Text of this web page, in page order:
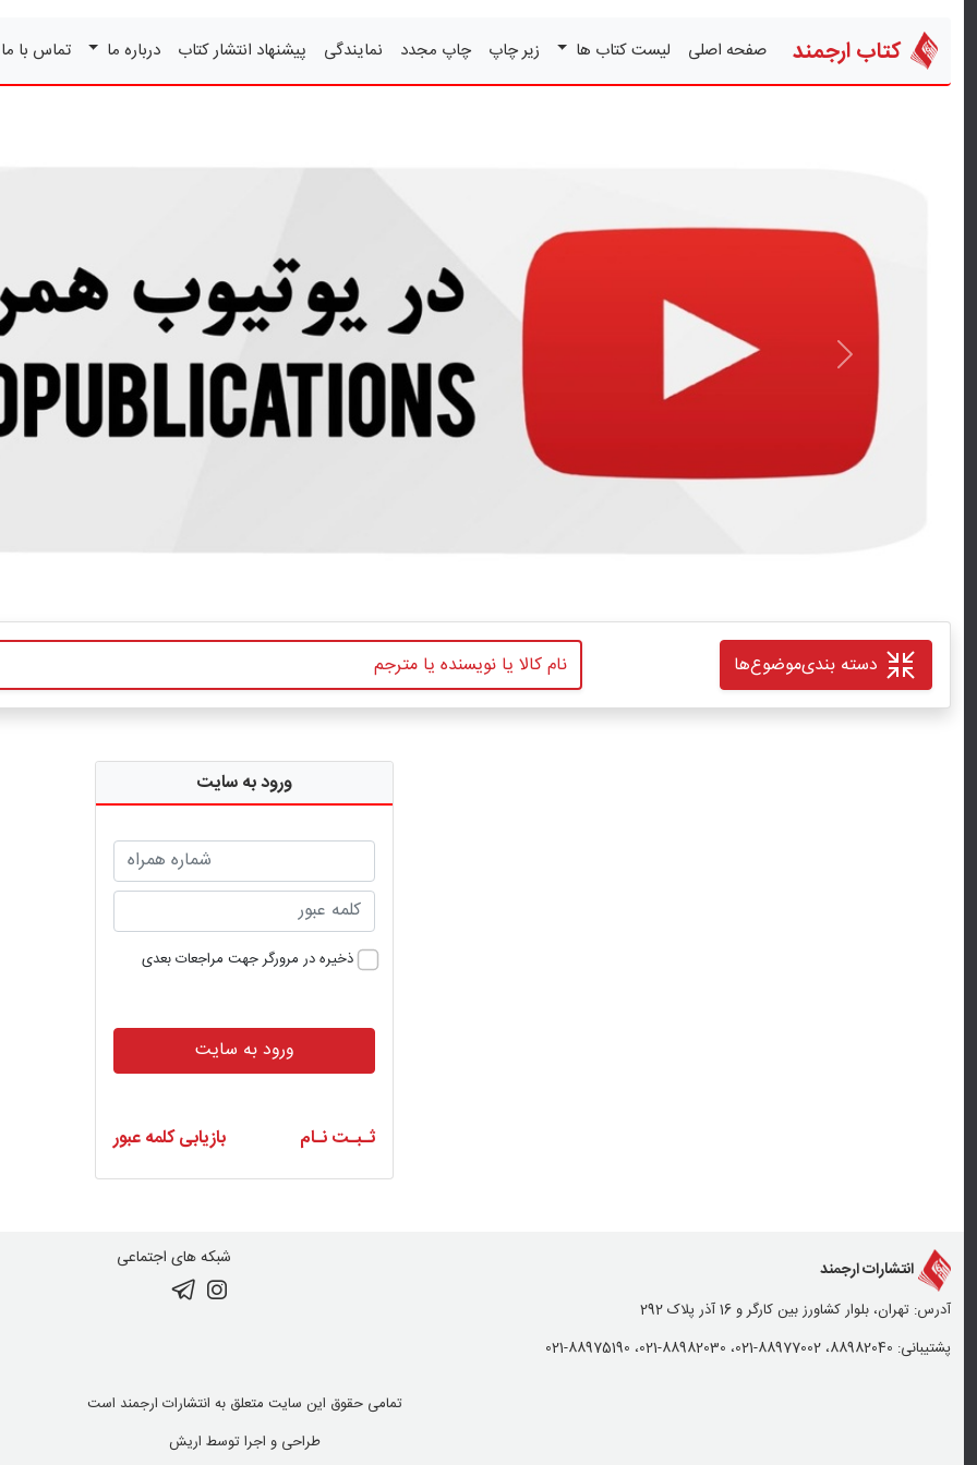
کتاب ارجمند صفحه اصلی لیست کتاب ها زیر چاپ چاپ مجدد نمایندگی پیشنهاد انتشار کتاب درباره ما تماس با
قبلی
دسته بندیموضوع‌ها
ورود به سایت
ذخیره در مرورگر جهت مراجعات بعدی
ورود به سایت
ثـبـت نـام بازیابی کلمه عبور
انتشارات ارجمند
آدرس: تهران، بلوار کشاورز بین کارگر و 16 آذر پلاک 292
پشتیبانی: 88982040، 88977002-021، 88982030-021، 88975190-021
شبکه های اجتماعی
تمامی حقوق این سایت متعلق به انتشارات ارجمند است
طراحی و اجرا توسط اریش